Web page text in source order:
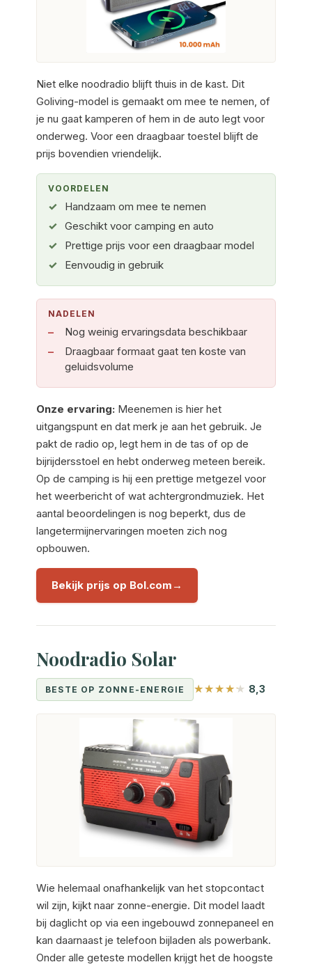
Niet elke noodradio blijft thuis in de kast. Dit
Goliving-model is gemaakt om mee te nemen, of
je nu gaat kamperen of hem in de auto legt voor
onderweg. Voor een draagbaar toestel blijft de
prijs bovendien vriendelijk.
VOORDELEN
Handzaam om mee te nemen
Geschikt voor camping en auto
Prettige prijs voor een draagbaar model
Eenvoudig in gebruik
NADELEN
Nog weinig ervaringsdata beschikbaar
Draagbaar formaat gaat ten koste van
geluidsvolume
Onze ervaring: Meenemen is hier het
uitgangspunt en dat merk je aan het gebruik. Je
pakt de radio op, legt hem in de tas of op de
bijrijdersstoel en hebt onderweg meteen bereik.
Op de camping is hij een prettige metgezel voor
het weerbericht of wat achtergrondmuziek. Het
aantal beoordelingen is nog beperkt, dus de
langetermijnervaringen moeten zich nog
opbouwen.
Bekijk prijs op Bol.com
Noodradio Solar
BESTE OP ZONNE-ENERGIE 8,3
Wie helemaal onafhankelijk van het stopcontact
wil zijn, kijkt naar zonne-energie. Dit model laadt
bij daglicht op via een ingebouwd zonnepaneel en
kan daarnaast je telefoon bijladen als powerbank.
Onder alle geteste modellen krijgt het de hoogste